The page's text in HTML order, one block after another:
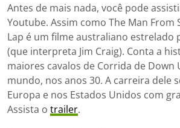
Antes de mais nada, você pode
Youtube. Assim como The Man From
Lap é um filme australiano estrelado
(que interpreta Jim Craig). Conta a
maiores cavalos de Corrida de Down
mundo, nos anos 30. A carreira dele
Europa e nos Estados Unidos com
Assista o trailer.